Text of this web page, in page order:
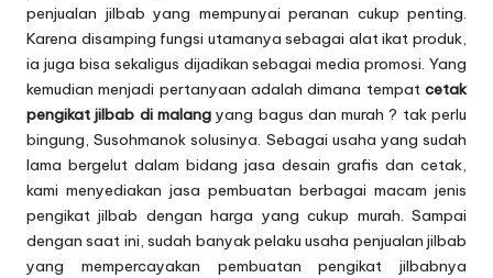
penjualan jilbab yang mempunyai peranan cukup penting.
Karena disamping fungsi utamanya sebagai alat ikat produk,
ia juga bisa sekaligus dijadikan sebagai media promosi. Yang
kemudian menjadi pertanyaan adalah dimana tempat cetak
pengikat jilbab di malangyang bagus dan murah ? tak perlu
bingung, Susohmanok solusinya. Sebagai usaha yang sudah
lama bergelut dalam bidang jasa desain grafis dan cetak,
kami menyediakan jasa pembuatan berbagai macam jenis
pengikat jilbab dengan harga yang cukup murah. Sampai
dengan saat ini, sudah banyak pelaku usaha penjualan jilbab
yang mempercayakan pembuatan pengikat jilbabnya